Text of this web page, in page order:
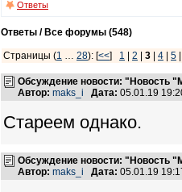
Ответы
Ответы / Все форумы (548)
Страницы (1 28): [<<] 1 | 2 | 3 | 4 | 5
Обсуждение новости: "Новость
Автор: maks_i Дата: 05.01.19
Стареем однако.
Обсуждение новости: "Новость
Автор: maks_i Дата: 05.01.19